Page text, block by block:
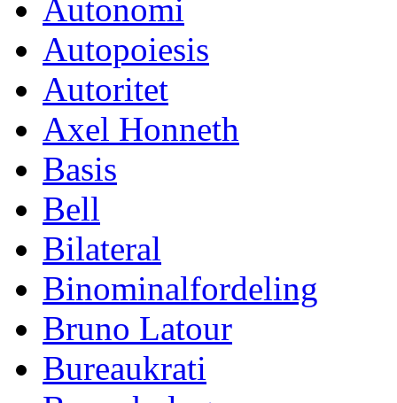
Autonomi
Autopoiesis
Autoritet
Axel Honneth
Basis
Bell
Bilateral
Binominalfordeling
Bruno Latour
Bureaukrati